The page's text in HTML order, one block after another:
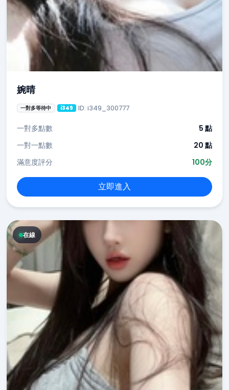
婉晴
一對多等待中 i349 ID: i349_300777
一對多點數
5 點
一對一點數
20 點
滿意度評分
100分
立即進入
在線